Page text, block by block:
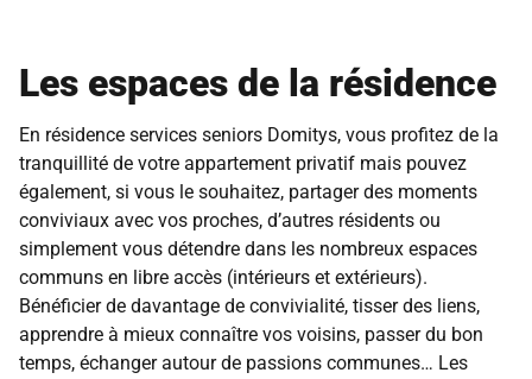
Les espaces de la résidence
En résidence services seniors Domitys, vous profitez de la
tranquillité de votre appartement privatif mais pouvez
également, si vous le souhaitez, partager des moments
conviviaux avec vos proches, d’autres résidents ou
simplement vous détendre dans les nombreux espaces
communs en libre accès (intérieurs et extérieurs).
Bénéficier de davantage de convivialité, tisser des liens,
apprendre à mieux connaître vos voisins, passer du bon
temps, échanger autour de passions communes… Les